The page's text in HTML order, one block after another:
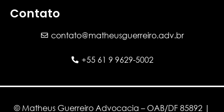
Contato
contato@matheusguerreiro.adv.br
+55 61 9 9629-5002
© Matheus Guerreiro Advocacia – OAB/DF 85892 |